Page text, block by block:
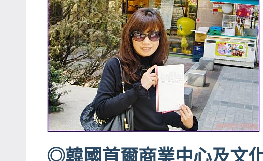
FANG
題
旅
遊、
達
人
帶
路、
旅
遊
節
目
◎韓國首爾商業中心及文